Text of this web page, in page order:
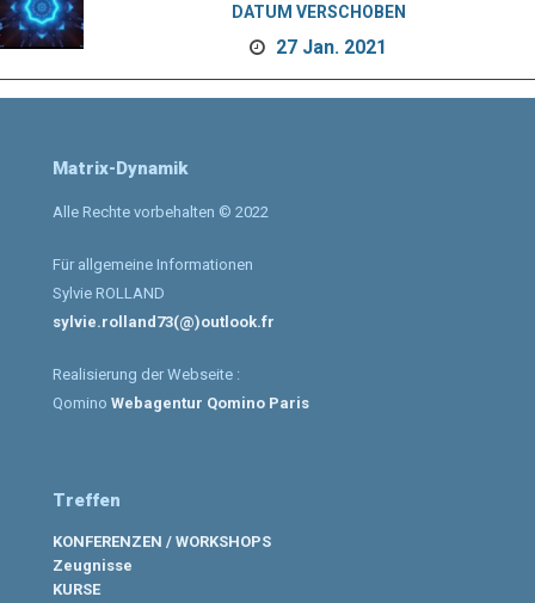
DATUM VERSCHOBEN
27 Jan. 2021
Matrix-Dynamik
Alle Rechte vorbehalten © 2022
Für allgemeine Informationen
Sylvie ROLLAND
sylvie.rolland73(@)outlook.fr
Realisierung der Webseite :
Qomino Webagentur Qomino Paris
Treffen
KONFERENZEN / WORKSHOPS
Zeugnisse
KURSE